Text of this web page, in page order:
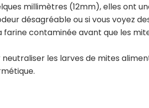
millimètres (12mm), elles ont
désagréable ou si vous voyez
contaminée avant que les
les larves de mites